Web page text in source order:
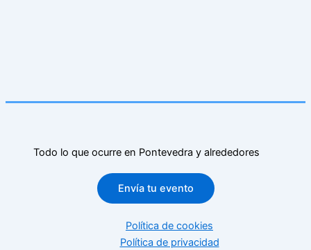
Todo lo que ocurre en Pontevedra y alrededores
Envía tu evento
Política de cookies
Política de privacidad